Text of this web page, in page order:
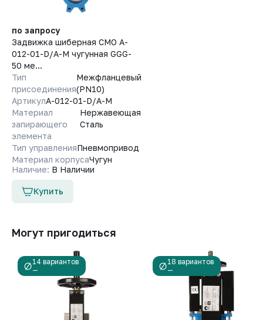
по запросу
Задвижка шиберная СМО A-
012-01-D/A-M чугунная GGG-
50 ме...
Тип
присоединения
Межфланцевый
(PN10)
АртикулA-012-01-D/A-M
Материал
запирающего
элемента
Нержавеющая
Сталь
Тип управленияПневмопривод
Материал корпусаЧугун
Наличие: В Наличии
Купить
Могут пригодиться
14 вариантов
—
18 вариантов
—